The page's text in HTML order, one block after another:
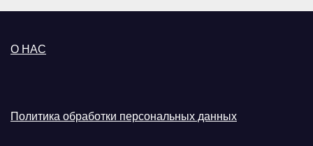
О НАС
Политика обработки персональных данных